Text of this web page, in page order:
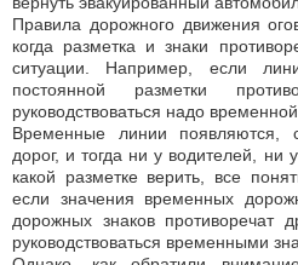
Правила дорожного движения
когда разметка и знаки
ситуации. Например, если
постоянной разметки
руководствоваться надо
Временные линии появляются,
дорог, и тогда ни у водителей, ни
какой разметке верить, все
если значения временных
дорожных знаков противоречат
руководствоваться временными